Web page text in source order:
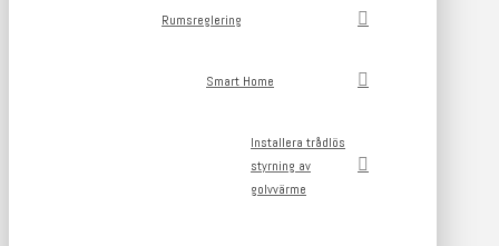
Rumsreglering
Smart Home
Installera trådlös
styrning av
golvvärme